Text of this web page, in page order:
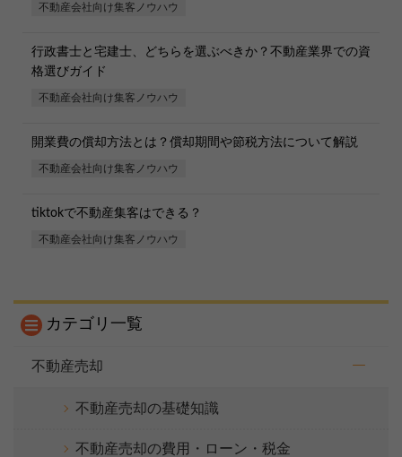
不動産会社向け集客ノウハウ
行政書士と宅建士、どちらを選ぶべきか？不動産業界での資
格選びガイド
不動産会社向け集客ノウハウ
開業費の償却方法とは？償却期間や節税方法について解説
不動産会社向け集客ノウハウ
tiktokで不動産集客はできる？
不動産会社向け集客ノウハウ
カテゴリ一覧
不動産売却
不動産売却の基礎知識
不動産売却の費用・ローン・税金